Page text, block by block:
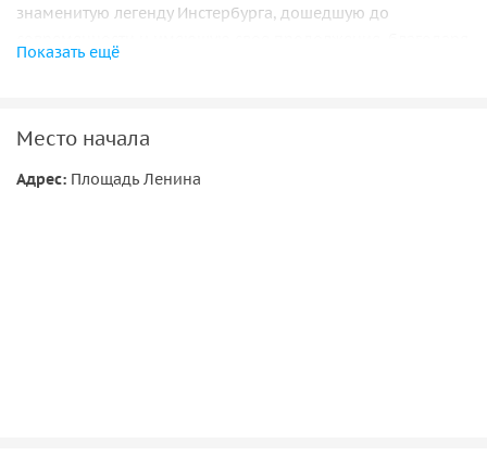
знаменитую легенду Инстербурга, дошедшую до
местным скульпторам в наши дни. Прогуляемся по самым
Показать ещё
Место начала
Адрес: Площадь Ленина